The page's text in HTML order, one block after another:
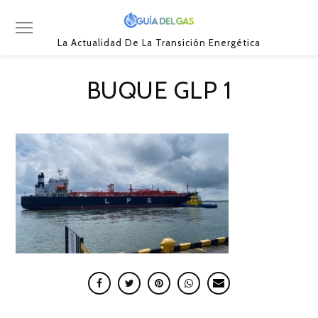
La Actualidad De La Transición Energética
BUQUE GLP 1